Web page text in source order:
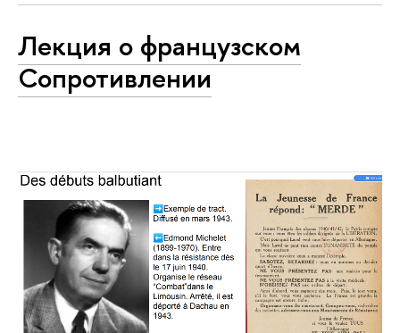
Лекция о французском
Сопротивлении